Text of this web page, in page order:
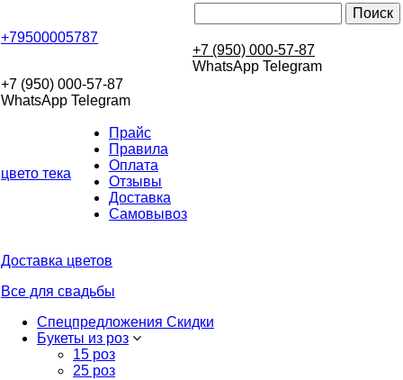
+79500005787
+7 (950) 000-57-87
WhatsApp Telegram
+7 (950) 000-57-87
WhatsApp Telegram
цвето тека
Прайс
Правила
Оплата
Отзывы
Доставка
Самовывоз
Доставка цветов
Все для свадьбы
Спецпредложения Скидки
Букеты из роз
15 роз
25 роз